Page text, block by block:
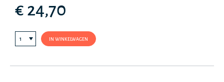
€ 24,70
IN WINKELWAGEN